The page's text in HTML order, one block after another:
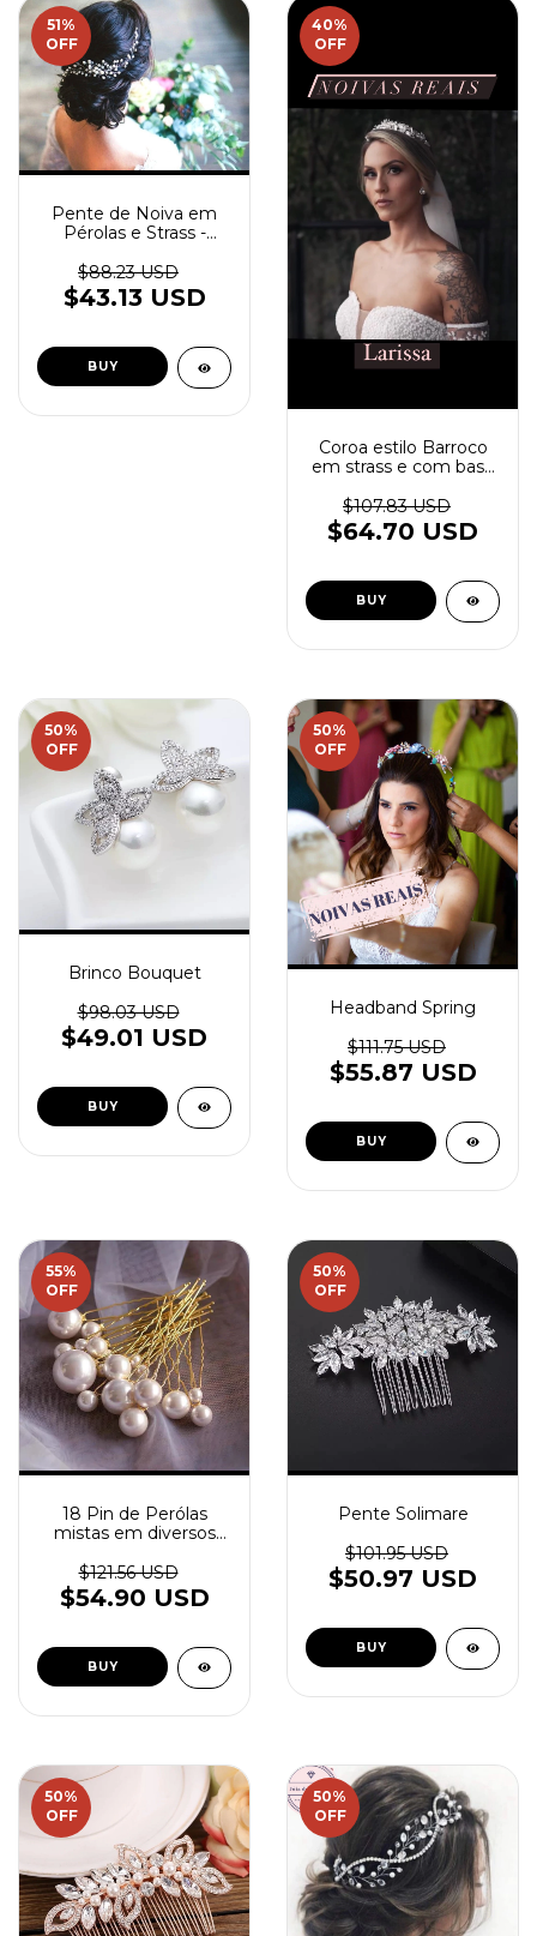
51%
OFF
Pente de Noiva em
Pérolas e Strass -
$88.23 USD
$43.13 USD
40%
OFF
Coroa estilo Barroco
em strass e com base
$107.83 USD
$64.70 USD
50%
OFF
Brinco Bouquet
$98.03 USD
$49.01 USD
50%
OFF
Headband Spring
$111.75 USD
$55.87 USD
55%
OFF
18 Pin de Perólas
mistas em diversos
modernas
$121.56 USD
$54.90 USD
50%
OFF
Pente Solimare
$101.95 USD
$50.97 USD
50%
OFF
50%
OFF